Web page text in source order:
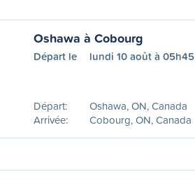
Oshawa à Cobourg
Départ le lundi 10 août à 05h45
Départ:
Oshawa, ON, Canada
Arrivée:
Cobourg, ON, Canada